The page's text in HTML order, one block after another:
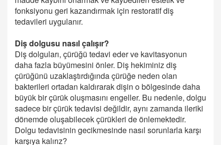
fonksiyonu geri kazandırmak için restoratif diş
tedavileri uygulanır.
Diş dolgusu nasıl çalışır?
Diş dolguları, çürüğü tedavi eder ve kavitasyonun
daha fazla büyümesini önler. Diş hekiminiz diş
çürüğünü uzaklaştırdığında çürüğe neden olan
bakterileri ortadan kaldırarak dişin o bölgesinde daha
büyük bir çürük oluşmasını engeller. Bu nedenle, dolgu
sadece bir çürük tedavisi değildir, aynı zamanda ileriki
dönemde oluşabilecek çürükleri de önlemektedir.
Dolgu tedavisinin gecikmesinde nasıl sorunlarla karşı
karşıya kalırız?